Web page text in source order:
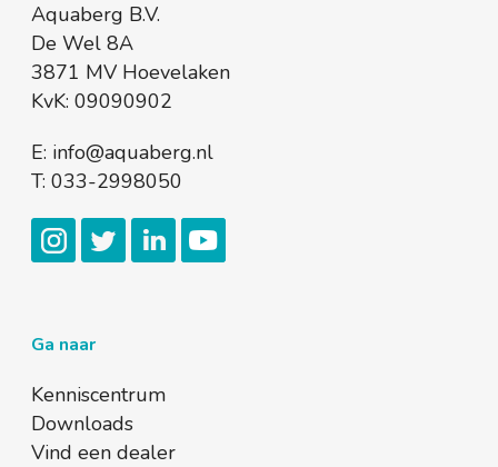
Aquaberg B.V.
De Wel 8A
3871 MV Hoevelaken
KvK: 09090902
E: info@aquaberg.nl
T:033-2998050
Ga naar
Kenniscentrum
Downloads
Vind een dealer